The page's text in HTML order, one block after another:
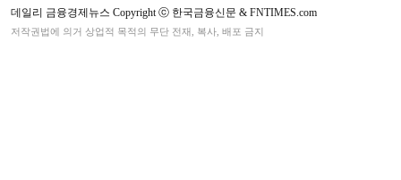
데일리 금융경제뉴스 Copyright ⓒ 한국금융신문 & FNTIMES.com
저작권법에 의거 상업적 목적의 무단 전재, 복사, 배포 금지